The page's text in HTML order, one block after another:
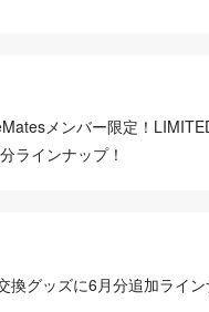
メンバー限定！
ラインナップ！
換グッズに6月分追加ライン